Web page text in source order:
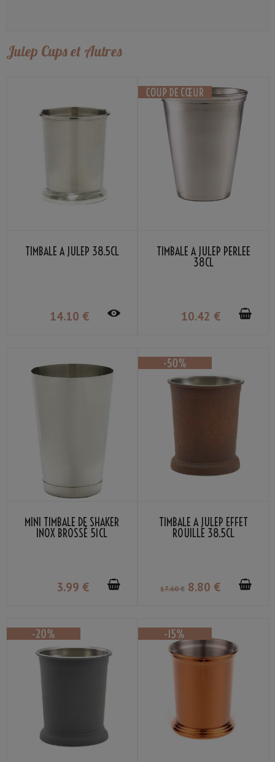
Julep Cups et Autres
TIMBALE À JULEP 38.5CL
14.10 €
TIMBALE À JULEP PERLÉE
38CL
10.42 €
MINI TIMBALE DE SHAKER
INOX BROSSÉ 51CL
3.99 €
TIMBALE À JULEP EFFET
ROUILLE 38.5CL
17.60 € 8.80 €